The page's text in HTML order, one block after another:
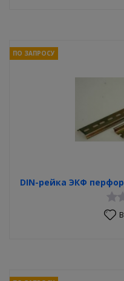
DIN-рейка ЭКФ
ПО ЗАПРОСУ